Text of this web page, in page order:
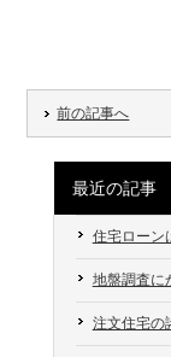
前の記事へ
最近の記事
住宅ローン
地盤調査に
注文住宅の